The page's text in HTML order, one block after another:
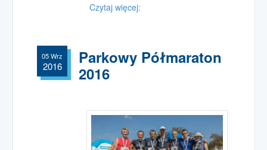
Czytaj więcej:
Parkowy Półmaraton
2016
05 Wrz
2016